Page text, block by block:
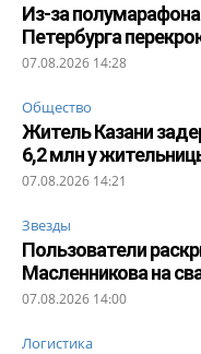
Из-за
Петербурга
07.08.2026 14:28
Общество
Житель Казани
6,2 млн у
07.08.2026 14:21
Звезды
Пользователи
Масленникова на
07.08.2026 14:00
Логистика